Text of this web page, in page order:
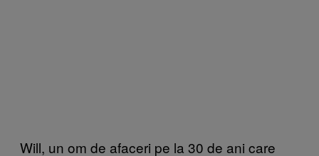
Will, un om de afaceri pe la 30 de ani care